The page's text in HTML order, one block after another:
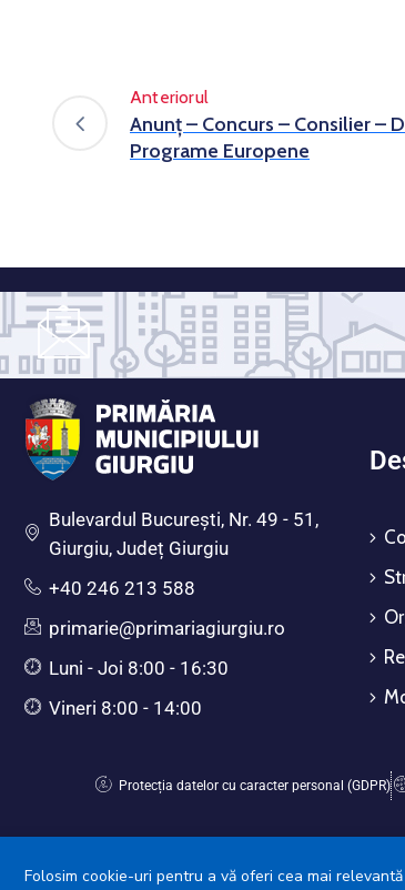
Anteriorul
Anunț – Concurs – Consilier –
Programe Europene
Bulevardul Bucureşti, Nr. 49 - 51,
Giurgiu, Județ Giurgiu
+40 246 213 588
primarie@primariagiurgiu.ro
Luni - Joi 8:00 - 16:30
Vineri 8:00 - 14:00
Protecția datelor cu caracter personal (GDPR)
Folosim cookie-uri pentru a vă oferi cea mai